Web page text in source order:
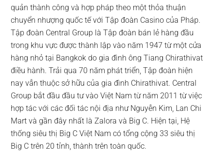
quản thành công và hợp pháp theo một thỏa thuận
chuyển nhượng quốc tế với Tập đoàn Casino của Pháp.
Tập đoàn Central Group là Tập đoàn bán lẻ hàng đầu
trong khu vực được thành lập vào năm 1947 từ một cửa
hàng nhỏ tại Bangkok do gia đình ông Tiang Chirathivat
điều hành. Trải qua 70 năm phát triển, Tập đoàn hiện
nay vẫn thuộc sở hữu của gia đình Chirathivat. Central
Group bắt đầu đầu tư vào Việt Nam từ năm 2011 từ việc
hợp tác với các đối tác nội địa như Nguyễn Kim, Lan Chi
Mart và gần đây nhất là Zalora và Big C. Hiện tại, Hệ
thống siêu thị Big C Việt Nam có tổng cộng 33 siêu thị
Big C trên 20 tỉnh, thành trên toàn quốc.